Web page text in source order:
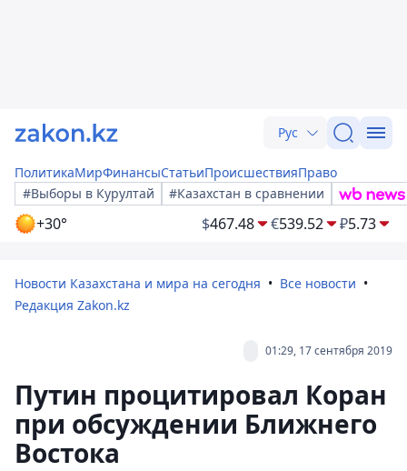
Рус
ПолитикаМирФинансыСтатьиПроисшествияПраво
#Выборы в Курултай
#Казахстан в сравнении
+30° $467.48 €539.52 ₽5.73
Новости Казахстана и мира на сегодня
Все новости
Редакция Zakon.kz
01:29, 17 сентября 2019
Путин процитировал Коран
при обсуждении Ближнего
Востока